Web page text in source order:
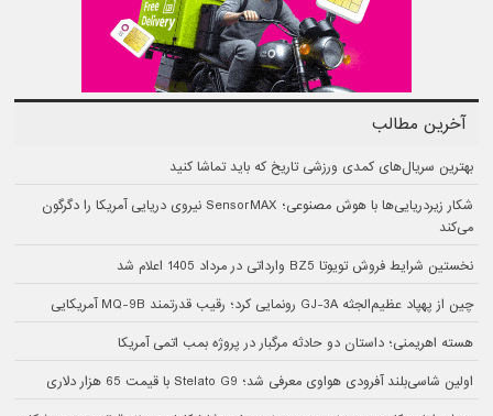
آخرین مطالب
بهترین سریال‌های کمدی ورزشی تاریخ که باید تماشا کنید
شکار زیردریایی‌ها با هوش مصنوعی؛ SensorMAX نیروی دریایی آمریکا را دگرگون
می‌کند
نخستین شرایط فروش تویوتا BZ5 وارداتی در مرداد 1405 اعلام شد
چین از پهپاد عظیم‌الجثه GJ-3A رونمایی کرد؛ رقیب قدرتمند MQ-9B آمریکایی
هسته اهریمنی؛ داستان دو حادثه مرگبار در پروژه بمب اتمی آمریکا
اولین شاسی‌بلند آفرودی هواوی معرفی شد؛ Stelato G9 با قیمت 65 هزار دلاری